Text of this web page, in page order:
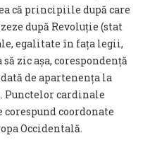
că principiile după care
după Revoluție (stat
egalitate în fața legii,
zic așa, corespondență
de apartenența la
Punctelor cardinale
coordonate
Occidentală.